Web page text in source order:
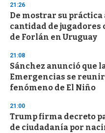
3
s
c
o
d
s
21:26
De mostrar su
cantidad de jugadores
de Forlán en Uruguay
21:08
Sánchez anunció que
Emergencias se
fenómeno de El Niño
21:00
Trump firma decreto
de ciudadanía por